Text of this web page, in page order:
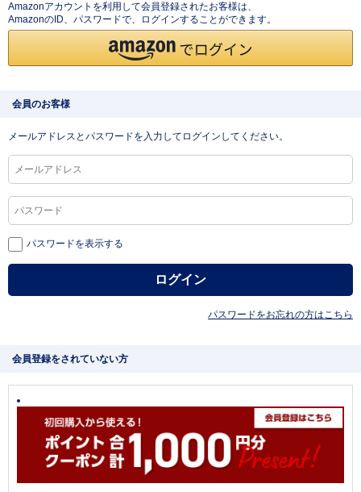
Amazonアカウントを利用して会員登録されたお客様は、
AmazonのID、パスワードで、ログインすることができます。
会員のお客様
メールアドレスとパスワードを入力してログインしてください。
パスワードを表示する
パスワードをお忘れの方はこちら
会員登録をされていない方